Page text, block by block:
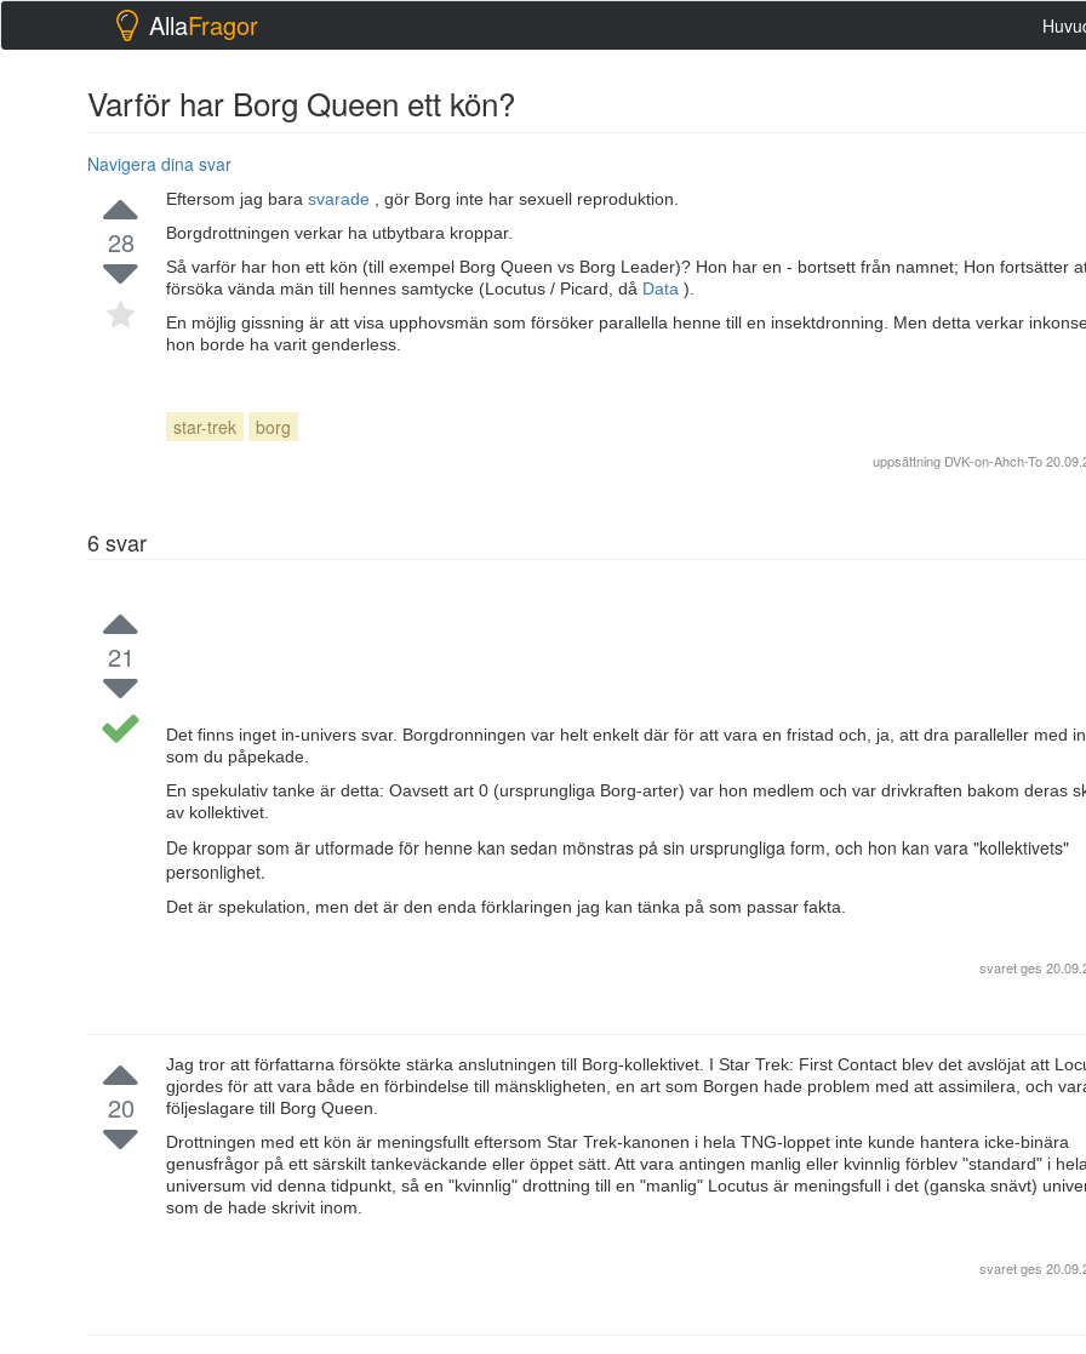
AllaFragor
Varför har Borg Queen ett kön?
Navigera dina svar
28
Eftersom jag bara svarade
, gör Borg inte har sexuell reproduktion.
Borgdrottningen verkar ha utbytbara kroppar.
Så varför har hon ett kön (till exempel Borg Queen vs Borg Leader)? Hon har en - bortsett från namnet; Hon fortsätter
försöka vända män till hennes samtycke (Locutus / Picard, då Data ).
En möjlig gissning är att visa upphovsmän som försöker parallella henne till en insektdronning. Men detta verkar
hon borde ha varit genderless.
star-trek borg
uppsättning DVK-on-Ahch-To
6svar
21
Det finns inget in-univers svar. Borgdronningen var helt enkelt där för att vara en fristad och, ja, att dra paralleller med
som du påpekade.
En spekulativ tanke är detta: Oavsett art 0 (ursprungliga Borg-arter) var hon medlem och var drivkraften bakom deras
av kollektivet.
De kroppar som är utformade för henne kan sedan mönstras på sin ursprungliga form, och hon kan vara "kollektivets"
personlighet.
Det är spekulation, men det är den enda förklaringen jag kan tänka på som passar fakta.
svaret ges
20
Jag tror att författarna försökte stärka anslutningen till Borg-kollektivet. I Star Trek: First Contact blev det avslöjat att
gjordes för att vara både en förbindelse till mänskligheten, en art som Borgen hade problem med att assimilera, och
följeslagare till Borg Queen.
Drottningen med ett kön är meningsfullt eftersom Star Trek-kanonen i hela TNG-loppet inte kunde hantera icke-binära
genusfrågor på ett särskilt tankeväckande eller öppet sätt. Att vara antingen manlig eller kvinnlig förblev "standard" i hela
universum vid denna tidpunkt, så en "kvinnlig" drottning till en "manlig" Locutus är meningsfull i det (ganska snävt)
som de hade skrivit inom.
svaret ges